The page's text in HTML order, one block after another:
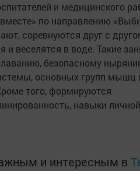
и медицинского
по направлению
соревнуются друг с
и веселятся в воде. Такие
безопасному
основных групп мышц
того, формируются
навыки
и интересным в